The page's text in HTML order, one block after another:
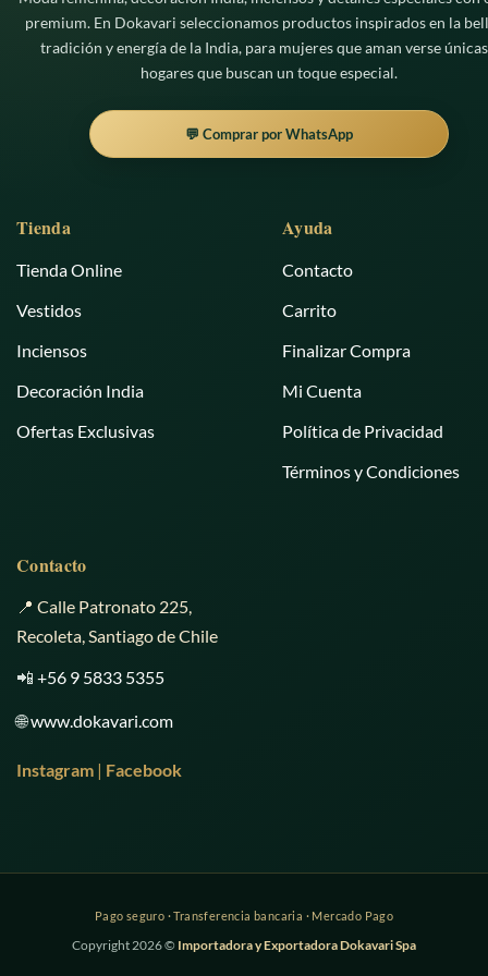
premium. En Dokavari seleccionamos productos inspirados en la
tradición y energía de la India, para mujeres que aman verse
hogares que buscan un toque especial.
💬 Comprar por WhatsApp
Tienda
Tienda Online
Vestidos
Inciensos
Decoración India
Ofertas Exclusivas
Ayuda
Contacto
Carrito
Finalizar Compra
Mi Cuenta
Política de Privacidad
Términos y Condiciones
Contacto
📍 Calle Patronato 225,
Recoleta, Santiago de Chile
📲 +56 9 5833 5355
🌐www.dokavari.com
Instagram | Facebook
Copyright 2026 © Importadora y Exportadora Dokavari Spa